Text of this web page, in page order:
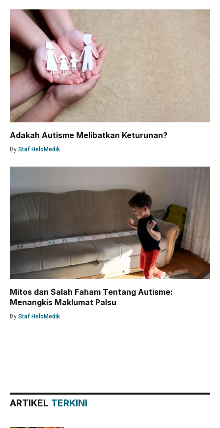
Adakah Autisme Melibatkan Keturunan?
By Staf HeloMedik
Mitos dan Salah Faham Tentang Autisme:
Menangkis Maklumat Palsu
By Staf HeloMedik
ARTIKEL TERKINI